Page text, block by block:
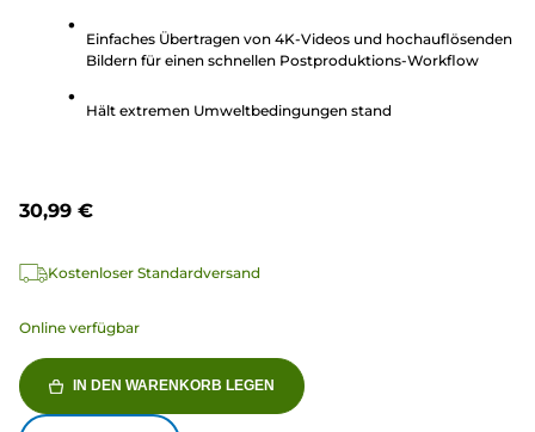
Sternen.
Einfaches Übertragen von 4K-Videos und hochauflösenden
Bildern für einen schnellen Postproduktions-Workflow
Hält extremen Umweltbedingungen stand
30,99 €
Kostenloser Standardversand
Online verfügbar
IN DEN WARENKORB LEGEN